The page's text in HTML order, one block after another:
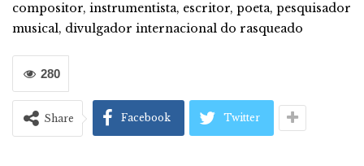
compositor, instrumentista, escritor, poeta, pesquisador
musical, divulgador internacional do rasqueado
280
Share Facebook Twitter